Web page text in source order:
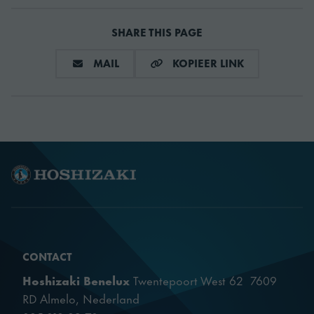
poten (minimum)
635 mm
Volume (verpakt) 1.182 m³
SHARE THIS PAGE
MAILDEEL VIA E-MAILKOPIEER LINKKOPIEER LINK
CONTACT
Hoshizaki BeneluxTwentepoort West 62 7609
RD Almelo, Nederland